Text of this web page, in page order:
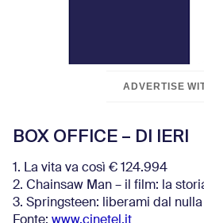
ADVERTISE
BOX OFFICE – DI IERI
1. La vita va così € 124.994
2. Chainsaw Man – il film: la
3. Springsteen: liberami dal